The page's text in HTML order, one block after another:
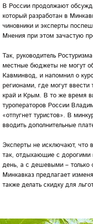
В России продолжают
который разработан в
чиновники и эксперты
Мнения при этом зачастую
Так, руководитель
местные бюджеты не могут
Кавминвод, и напомнил о
регионами, где могут ввести
край и Крым. В то же время
туроператоров России
«отпугнет туристов». В
вводить дополнительные
Эксперты не исключают, что
так, отдыхающие с дорогими
день, а с дешевыми – только
Минкавказ предлагает
также делать скидку для